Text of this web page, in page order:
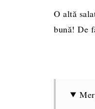
O altă
bună! De